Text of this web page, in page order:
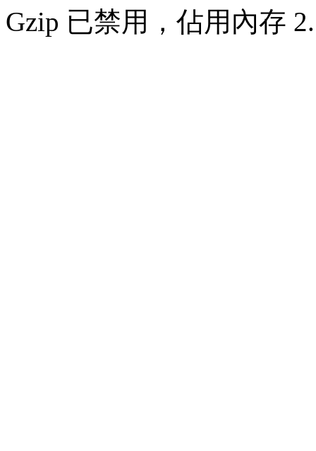
Gzip 已禁用，佔用內存